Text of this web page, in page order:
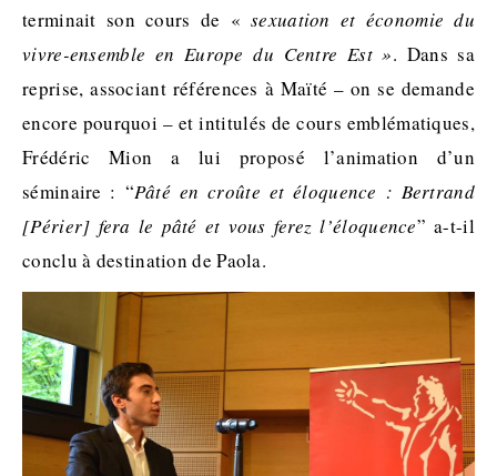
terminait son cours de « sexuation et économie du
vivre-ensemble en Europe du Centre Est ». Dans sa
reprise, associant références à Maïté – on se demande
encore pourquoi – et intitulés de cours emblématiques,
Frédéric Mion a lui proposé l’animation d’un
séminaire : “Pâté en croûte et éloquence : Bertrand
[Périer] fera le pâté et vous ferez l’éloquence” a-t-il
conclu à destination de Paola.